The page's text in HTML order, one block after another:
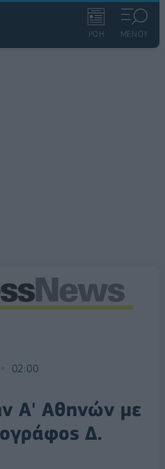
ΡΟΗ ΜΕΝΟΥ
02:00
Α' Αθηνών με
Δ.